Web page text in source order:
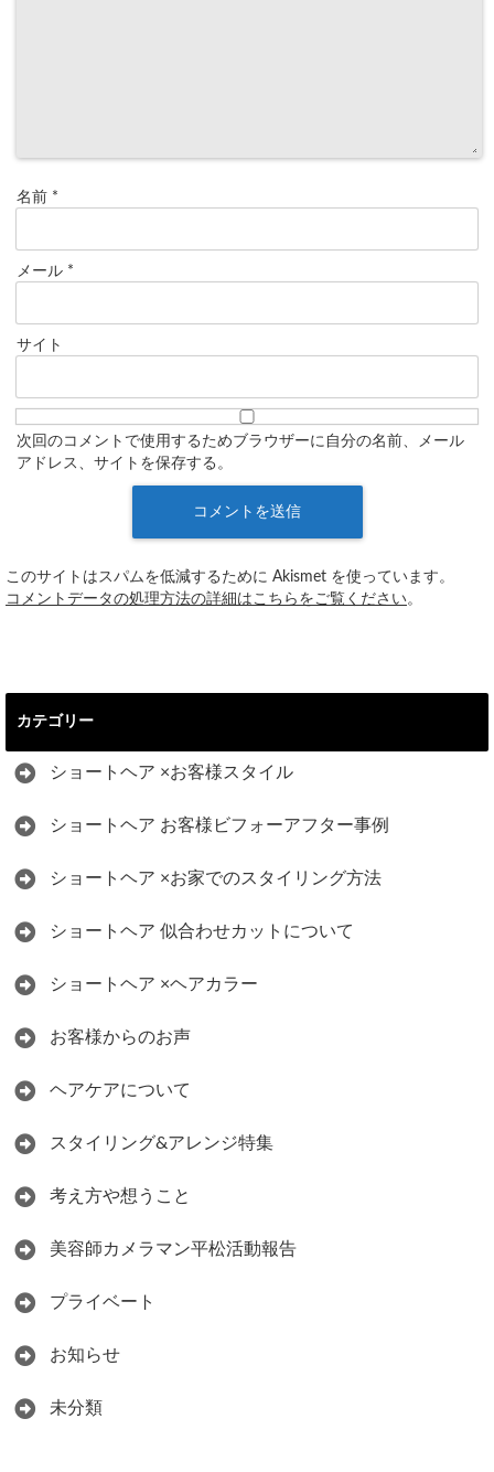
名前 *
メール *
サイト
次回のコメントで使用するためブラウザーに自分の名前、メール
アドレス、サイトを保存する。
このサイトはスパムを低減するために Akismet を使っています。
コメントデータの処理方法の詳細はこちらをご覧ください。
カテゴリー
ショートヘア ×お客様スタイル
ショートヘア お客様ビフォーアフター事例
ショートヘア ×お家でのスタイリング方法
ショートヘア 似合わせカットについて
ショートヘア ×ヘアカラー
お客様からのお声
ヘアケアについて
スタイリング&アレンジ特集
考え方や想うこと
美容師カメラマン平松活動報告
プライベート
お知らせ
未分類